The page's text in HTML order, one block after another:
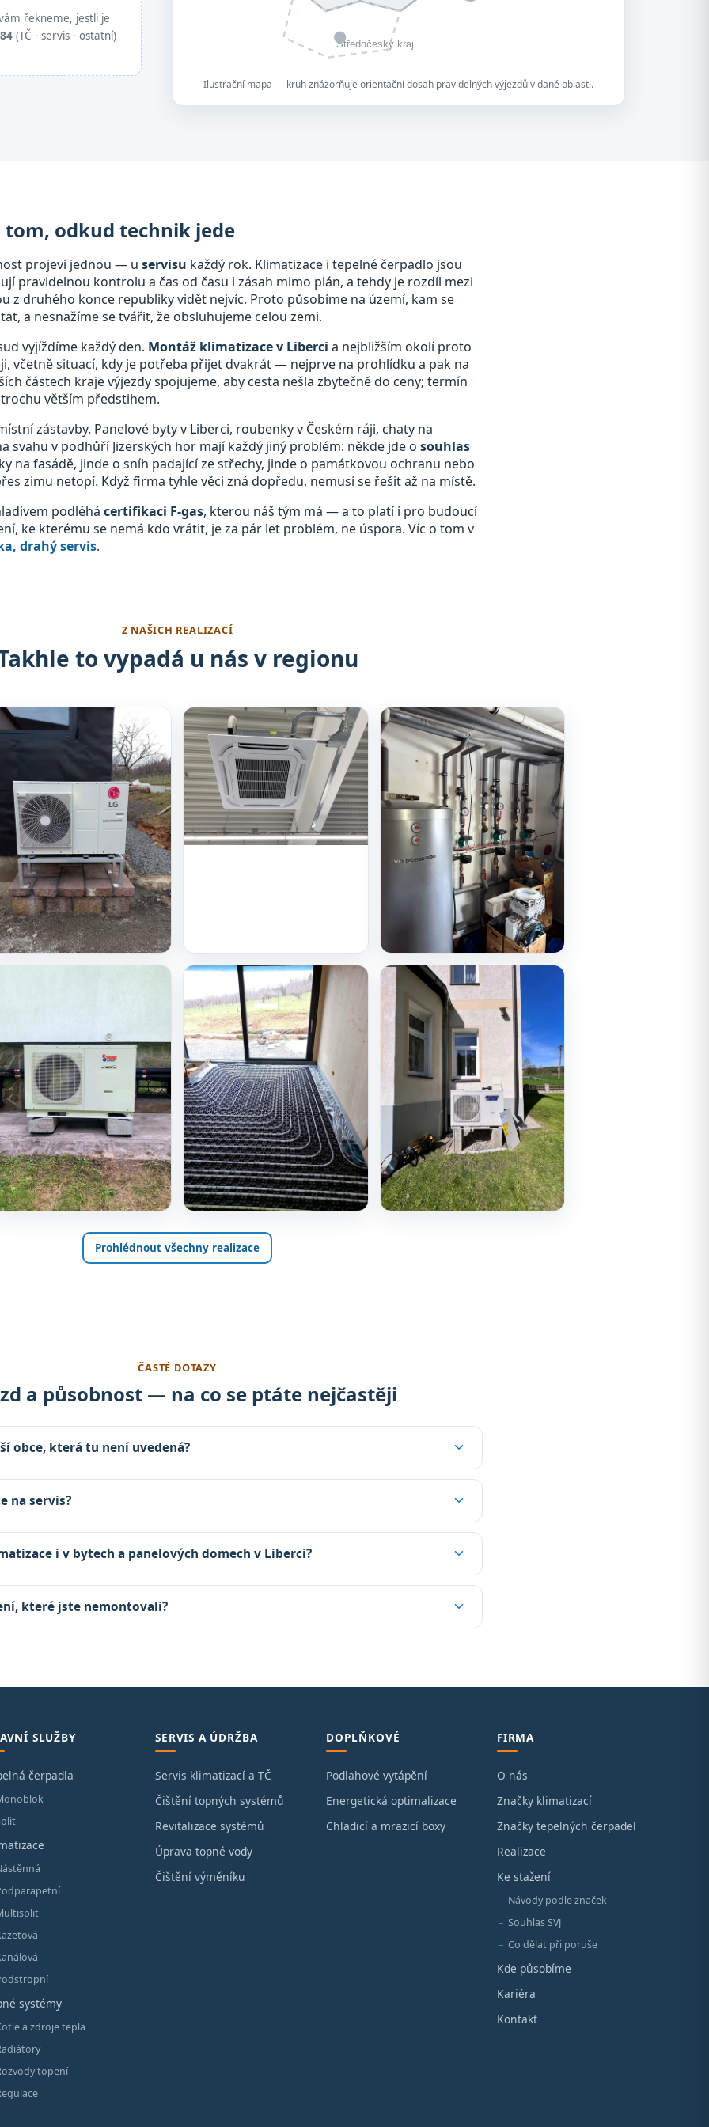
řekneme, jestli je
(TČ · servis · ostatní)
Středočeský kraj
Ilustrační mapa — kruh znázorňuje orientační dosah pravidelných výjezdů v dané oblasti.
tom, odkud technik jede
projeví jednou — u servisu každý rok. Klimatizace i tepelné čerpadlo jsou
pravidelnou kontrolu a čas od času i zásah mimo plán, a tehdy je rozdíl mezi
z druhého konce republiky vidět nejvíc. Proto působíme na území, kam se
a nesnažíme se tvářit, že obsluhujeme celou zemi.
vyjíždíme každý den. Montáž klimatizace v Liberci a nejbližším okolí proto
včetně situací, kdy je potřeba přijet dvakrát — nejprve na prohlídku a pak na
částech kraje výjezdy spojujeme, aby cesta nešla zbytečně do ceny; termín
větším předstihem.
zástavby. Panelové byty v Liberci, roubenky v Českém ráji, chaty na
svahu v podhůří Jizerských hor mají každý jiný problém: někde jde o souhlas
na fasádě, jinde o sníh padající ze střechy, jinde o památkovou ochranu nebo
zimu netopí. Když firma tyhle věci zná dopředu, nemusí se řešit až na místě.
podléhá certifikaci F-gas, kterou náš tým má — a to platí i pro budoucí
ke kterému se nemá kdo vrátit, je za pár let problém, ne úspora. Víc o tom v
drahý servis.
Z NAŠICH REALIZACÍ
to vypadá u nás v regionu
Prohlédnout všechny realizace
ČASTÉ DOTAZY
a působnost — na co se ptáte nejčastěji
obce, která tu není uvedená?
na servis?
i v bytech a panelových domech v Liberci?
které jste nemontovali?
SLUŽBY
čerpadla
systémy
a zdroje tepla
topení
SERVIS A ÚDRŽBA
Servis klimatizací a TČ
Čištění topných systémů
Revitalizace systémů
Úprava topné vody
Čištění výměníku
DOPLŇKOVÉ
Podlahové vytápění
Energetická optimalizace
Chladicí a mrazicí boxy
FIRMA
O nás
Značky klimatizací
Značky tepelných čerpadel
Realizace
Ke stažení
Návody podle značek
Souhlas SVJ
Co dělat při poruše
Kde působíme
Kariéra
Kontakt